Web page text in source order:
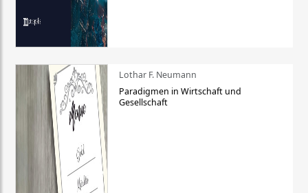
Lothar F. Neumann
Paradigmen in Wirtschaft und
Gesellschaft